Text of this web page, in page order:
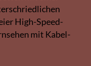
High-Speed-
mit Kabel-